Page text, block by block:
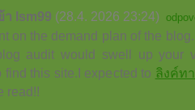
า lsm99 (28.4. 2026 23:24)
on the demand plan of the
audit would swell up your
find this site.I expected to ลิงค์ท
read!!